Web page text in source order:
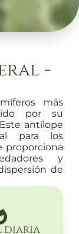
-
más
por su
antílope
para los
proporciona
y
de
diaria